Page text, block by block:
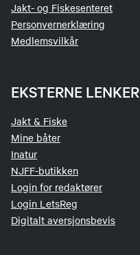
Jakt- og Fiskesenteret
Personvernerklæring
Medlemsvilkår
EKSTERNE LENKER
Jakt & Fiske
Mine båter
Inatur
NJFF-butikken
Login for redaktører
Login LetsReg
Digitalt aversjonsbevis